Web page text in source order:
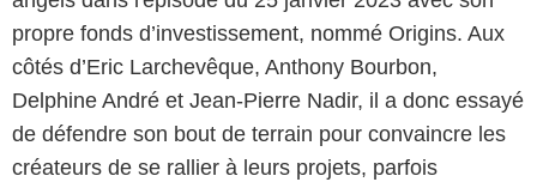
propre fonds d’investissement, nommé Origins. Aux
côtés d’Eric Larchevêque, Anthony Bourbon,
Delphine André et Jean-Pierre Nadir, il a donc essayé
de défendre son bout de terrain pour convaincre les
créateurs de se rallier à leurs projets, parfois